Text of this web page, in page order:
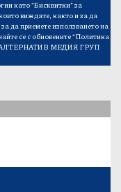
като “Бисквитки” за
виждате, както и за да
да приемете използването на
се с обновените“Политика
МЕДИЯ ГРУП